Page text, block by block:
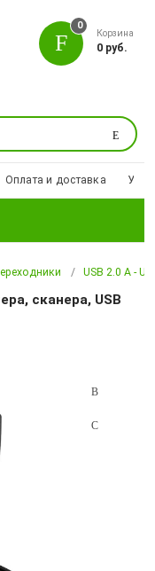
Поиск
0
Корзина
0 руб.
Оплата и доставка
USB 2.0 A -
сканера, USB